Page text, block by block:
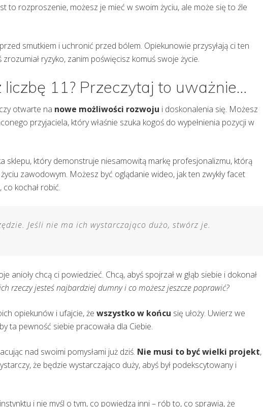
to rozproszenie, możesz je mieć w swoim życiu, ale może się to źle
smutkiem i uchronić przed bólem. Opiekunowie przysyłają ci ten
ryzyko, zanim poświęcisz komuś swoje życie.
11? Przeczytaj to uważnie…
otwarte na nowe możliwości rozwoju i doskonalenia się. Możesz
przyjaciela, który właśnie szuka kogoś do wypełnienia pozycji w
sklepu, który demonstruje niesamowitą markę profesjonalizmu, którą
życiu zawodowym. Możesz być oglądanie wideo, jak ten zwykły facet
co kochał robić.
Jeśli nie ma ich wystarczająco dużo, stwórz je.
anioły chcą ci powiedzieć. Chcą, abyś spojrzał w głąb siebie i dokonał
rzeczy jesteś najbardziej dumny i co możesz jeszcze poprawić?
opiekunów i ufajcie, że wszystko w końcu się ułoży. Uwierz we
ta pewność siebie pracowała dla Ciebie.
nad swoimi pomysłami już dziś. Nie musi to być wielki projekt,
że będzie wystarczająco duży, abyś był podekscytowany i
i nie myśl o tym, co powiedzą inni – rób to, co sprawia, że